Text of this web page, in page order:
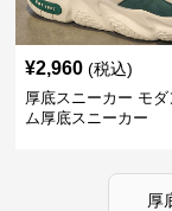
¥2,960 (税込)
厚底スニーカー モ
ム厚底スニーカー
厚